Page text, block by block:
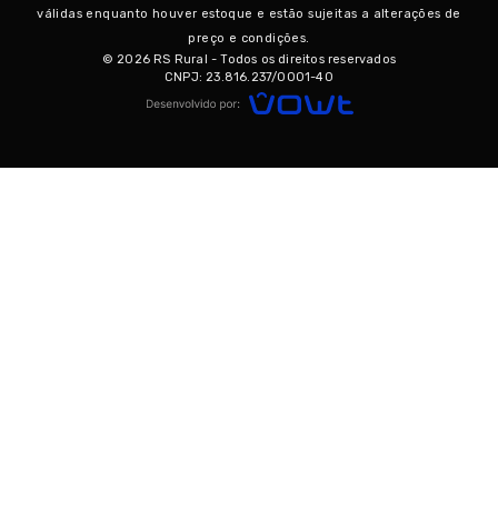
válidas enquanto houver estoque e estão sujeitas a alterações de
preço e condições.
© 2026 RS Rural - Todos os direitos reservados
CNPJ: 23.816.237/0001-40